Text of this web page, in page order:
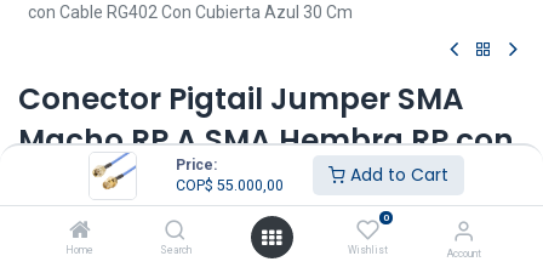
Price:
COP$ 55.000,00 Add to Cart
Home Search
0
Wishlist Account
con Cable RG402 Con Cubierta Azul 30 Cm
Conector Pigtail Jumper SMA
Macho RP A SMA Hembra RP con
Cable RG402 Con Cubierta Azul
30 Cm